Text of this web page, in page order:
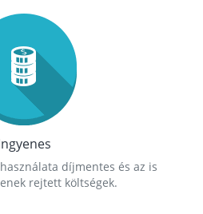
díjmentes és az is
rejtett költségek.